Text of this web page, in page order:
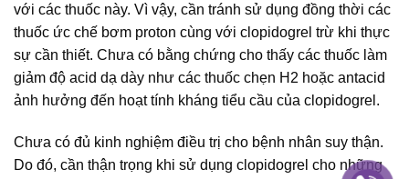
với các thuốc này. Vì vậy, cần tránh sử dụng đồng thời các
thuốc ức chế bơm proton cùng với clopidogrel trừ khi thực
sự cần thiết. Chưa có bằng chứng cho thấy các thuốc làm
giảm độ acid dạ dày như các thuốc chẹn H2 hoặc antacid
ảnh hưởng đến hoạt tính kháng tiểu cầu của clopidogrel.
Chưa có đủ kinh nghiệm điều trị cho bệnh nhân suy thận.
Do đó, cần thận trọng khi sử dụng clopidogrel cho những